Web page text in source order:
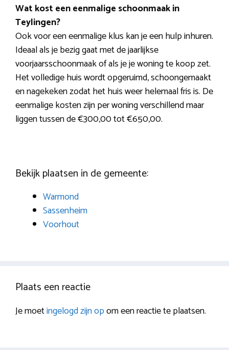
Wat kost een eenmalige schoonmaak in
Teylingen?
Ook voor een eenmalige klus kan je een hulp inhuren.
Ideaal als je bezig gaat met de jaarlijkse
voorjaarsschoonmaak of als je je woning te koop zet.
Het volledige huis wordt opgeruimd, schoongemaakt
en nagekeken zodat het huis weer helemaal fris is. De
eenmalige kosten zijn per woning verschillend maar
liggen tussen de €300,00 tot €650,00.
Bekijk plaatsen in de gemeente:
Warmond
Sassenheim
Voorhout
Plaats een reactie
Je moetingelogd zijn opom een reactie te plaatsen.